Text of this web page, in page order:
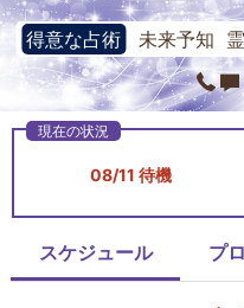
得意な占術
未来予知
08/11 待機
スケジュール プ